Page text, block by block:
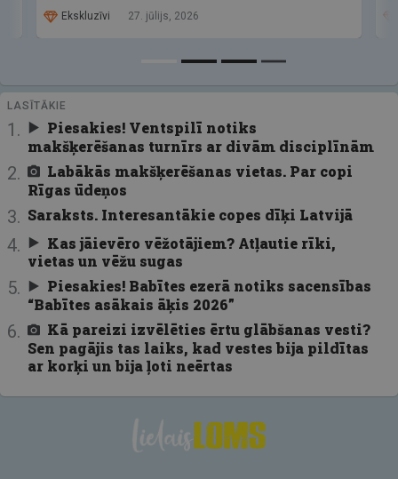
Ekskluzīvi 27. jūlijs, 2026
LASĪTĀKIE
Piesakies! Ventspilī notiks
makšķerēšanas turnīrs ar divām disciplīnām
Labākās makšķerēšanas vietas. Par copi
Rīgas ūdeņos
Saraksts. Interesantākie copes dīķi Latvijā
Kas jāievēro vēžotājiem? Atļautie rīki,
vietas un vēžu sugas
Piesakies! Babītes ezerā notiks sacensības
“Babītes asākais āķis 2026”
Kā pareizi izvēlēties ērtu glābšanas vesti?
Sen pagājis tas laiks, kad vestes bija pildītas
ar korķi un bija ļoti neērtas